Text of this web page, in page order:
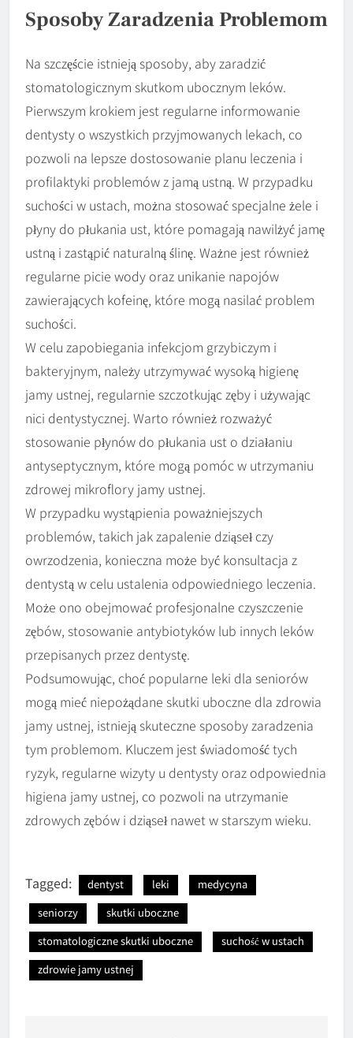
Sposoby Zaradzenia Problemom
Na szczęście istnieją sposoby, aby zaradzić
stomatologicznym skutkom ubocznym leków.
Pierwszym krokiem jest regularne informowanie
dentysty o wszystkich przyjmowanych lekach, co
pozwoli na lepsze dostosowanie planu leczenia i
profilaktyki problemów z jamą ustną. W przypadku
suchości w ustach, można stosować specjalne żele i
płyny do płukania ust, które pomagają nawilżyć jamę
ustną i zastąpić naturalną ślinę. Ważne jest również
regularne picie wody oraz unikanie napojów
zawierających kofeinę, które mogą nasilać problem
suchości.
W celu zapobiegania infekcjom grzybiczym i
bakteryjnym, należy utrzymywać wysoką higienę
jamy ustnej, regularnie szczotkując zęby i używając
nici dentystycznej. Warto również rozważyć
stosowanie płynów do płukania ust o działaniu
antyseptycznym, które mogą pomóc w utrzymaniu
zdrowej mikroflory jamy ustnej.
W przypadku wystąpienia poważniejszych
problemów, takich jak zapalenie dziąseł czy
owrzodzenia, konieczna może być konsultacja z
dentystą w celu ustalenia odpowiedniego leczenia.
Może ono obejmować profesjonalne czyszczenie
zębów, stosowanie antybiotyków lub innych leków
przepisanych przez dentystę.
Podsumowując, choć popularne leki dla seniorów
mogą mieć niepożądane skutki uboczne dla zdrowia
jamy ustnej, istnieją skuteczne sposoby zaradzenia
tym problemom. Kluczem jest świadomość tych
ryzyk, regularne wizyty u dentysty oraz odpowiednia
higiena jamy ustnej, co pozwoli na utrzymanie
zdrowych zębów i dziąseł nawet w starszym wieku.
Tagged: dentyst leki
medycyna
seniorzy
skutki uboczne
stomatologiczne skutki uboczne
suchość w ustach
zdrowie jamy ustnej